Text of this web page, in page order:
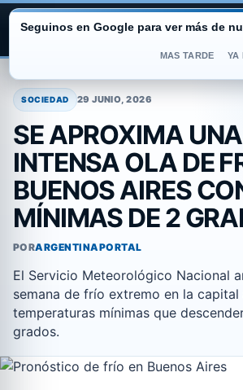
contenido
ARGENTINA
SOCIEDAD 29 JUNIO, 2026
SE APROXIMA UNA
INTENSA OLA DE
BUENOS AIRES
MÍNIMAS DE 2
PORARGENTINAPORTAL
El Servicio Meteorológico Nacional
semana de frío extremo en la
temperaturas mínimas que
grados.
Seguinos en Google para ver más de
MAS TARDE YA